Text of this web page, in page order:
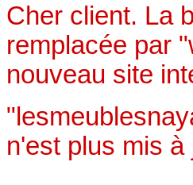
Cher client. La
remplacée par
nouveau site
n'est plus mis à